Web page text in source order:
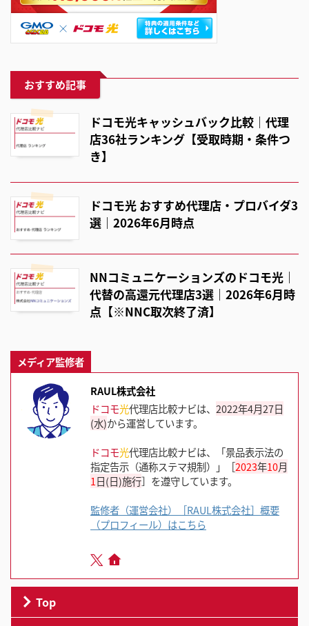
おすすめ記事
ドコモ光キャッシュバック比較｜代理
店36社ランキング【受取時期・条件つ
き】
ドコモ光 おすすめ代理店・プロバイダ3
選｜2026年6月時点
NNコミュニケーションズのドコモ光｜
代替の高還元代理店3選｜2026年6月時
点【※NNC取次終了済】
メディア監修者
RAUL株式会社
ドコモ光代理店比較ナビは、 2022年4月27日
(水)から運営しています。
ドコモ光代理店比較ナビは、「景品表示法の
指定告示（通称ステマ規制）」［2023年10月
1 日(日)施行］を遵守しています。
監修者（運営会社）［RAUL株式会社］概要
（プロフィール）はこちら
Top